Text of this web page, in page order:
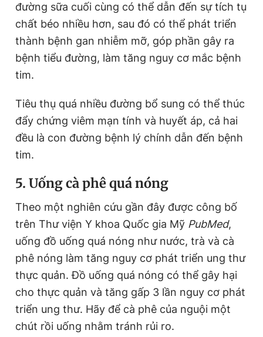
đường sữa cuối cùng có thể dẫn đến sự tích tụ
chất béo nhiều hơn, sau đó có thể phát triển
thành bệnh gan nhiễm mỡ, góp phần gây ra
bệnh tiểu đường, làm tăng nguy cơ mắc bệnh
tim.
Tiêu thụ quá nhiều đường bổ sung có thể thúc
đẩy chứng viêm mạn tính và huyết áp, cả hai
đều là con đường bệnh lý chính dẫn đến bệnh
tim.
5. Uống cà phê quá nóng
Theo một nghiên cứu gần đây được công bố
trên Thư viện Y khoa Quốc gia Mỹ PubMed,
uống đồ uống quá nóng như nước, trà và cà
phê nóng làm tăng nguy cơ phát triển ung thư
thực quản. Đồ uống quá nóng có thể gây hại
cho thực quản và tăng gấp 3 lần nguy cơ phát
triển ung thư. Hãy để cà phê của nguội một
chút rồi uống nhằm tránh rủi ro.